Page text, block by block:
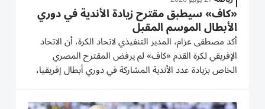
«كاف» سيطبق مقترح زيادة الأندية في دوري
الأبطال الموسم المقبل
أكد مصطفى عزام، المدير التنفيذي لاتحاد الكرة، أن الاتحاد
الإفريقي لكرة القدم «كاف» لم يرفض المقترح المصري
الخاص بزيادة عدد الأندية المشاركة في دوري أبطال إفريقيا،
مشيراً إلى أن الملف لا يزال قيد الدراسة تمهيداً لإمكانية
تطبيقه بداية من الموسم المقبل. وقال مصطفى عزام:...